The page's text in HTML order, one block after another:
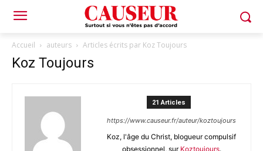
Accueil auteurs Articles écrits par Koz Toujours
Koz Toujours
21 Articles
https://www.causeur.fr/auteur/koztoujours
Koz, l'âge du Christ, blogueur compulsif
obsessionnel, sur Koztoujours.